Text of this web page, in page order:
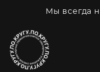
Мы всегда